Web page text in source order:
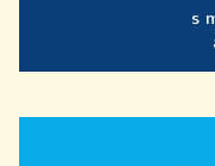
s